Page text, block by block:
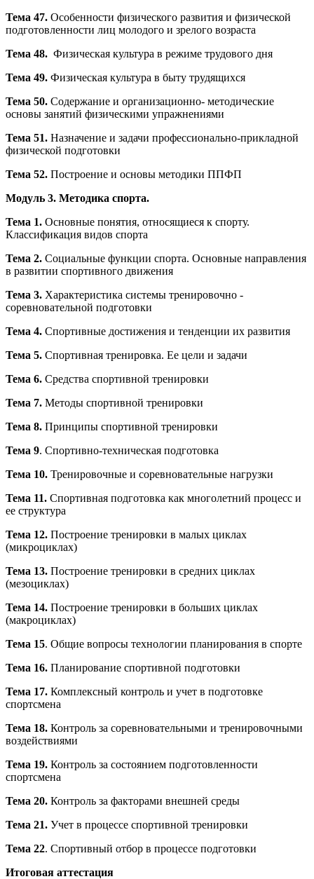
Тема 47. Особенности физического развития и физической
подготовленности лиц молодого и зрелого возраста
Тема 48. Физическая культура в режиме трудового дня
Тема 49. Физическая культура в быту трудящихся
Тема 50. Содержание и организационно- методические
основы занятий физическими упражнениями
Тема 51. Назначение и задачи профессионально-прикладной
физической подготовки
Тема 52. Построение и основы методики ППФП
Модуль 3. Методика спорта.
Тема 1. Основные понятия, относящиеся к спорту.
Классификация видов спорта
Тема 2. Социальные функции спорта. Основные направления
в развитии спортивного движения
Тема 3. Характеристика системы тренировочно -
соревновательной подготовки
Тема 4. Спортивные достижения и тенденции их развития
Тема 5. Спортивная тренировка. Ее цели и задачи
Тема 6. Средства спортивной тренировки
Тема 7. Методы спортивной тренировки
Тема 8. Принципы спортивной тренировки
Тема 9. Спортивно-техническая подготовка
Тема 10. Тренировочные и соревновательные нагрузки
Тема 11. Спортивная подготовка как многолетний процесс и
ее структура
Тема 12. Построение тренировки в малых циклах
(микроциклах)
Тема 13. Построение тренировки в средних циклах
(мезоциклах)
Тема 14. Построение тренировки в больших циклах
(макроциклах)
Тема 15. Общие вопросы технологии планирования в спорте
Тема 16. Планирование спортивной подготовки
Тема 17. Комплексный контроль и учет в подготовке
спортсмена
Тема 18. Контроль за соревновательными и тренировочными
воздействиями
Тема 19. Контроль за состоянием подготовленности
спортсмена
Тема 20. Контроль за факторами внешней среды
Тема 21. Учет в процессе спортивной тренировки
Тема 22. Спортивный отбор в процессе подготовки
Итоговая аттестация